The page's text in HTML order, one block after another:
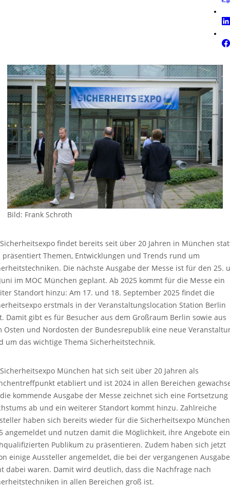
Bild: Frank Schroth
findet bereits seit über 20 Jahren in München
präsentiert Themen, Entwicklungen und Trends rund um
Die nächste Ausgabe der Messe ist für den 25.
im MOC München geplant. Ab 2025 kommt für die Messe ein
Standort hinzu: Am 17. und 18. September 2025 findet die
erstmals in der Veranstaltungslocation Station Berlin
Damit gibt es für Besucher aus dem Großraum Berlin sowie aus
Osten und Nordosten der Bundesrepublik eine neue
um das wichtige Thema Sicherheitstechnik.
München hat sich seit über 20 Jahren als
etabliert und ist 2024 in allen Bereichen
kommende Ausgabe der Messe zeichnet sich eine Fortsetzung
ab und ein weiterer Standort kommt hinzu. Zahlreiche
haben sich bereits wieder für die Sicherheitsexpo München
angemeldet und nutzen damit die Möglichkeit, ihre Angebote
Publikum zu präsentieren. Zudem haben sich jetzt
einige Aussteller angemeldet, die bei der vergangenen Ausgabe
dabei waren. Damit wird deutlich, dass die Nachfrage nach
in allen Bereichen groß ist.